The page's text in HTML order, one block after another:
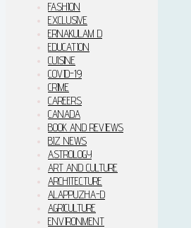
FASHION
EXCLUSIVE
ERNAKULAM D
EDUCATION
CUISINE
COVID-19
CRIME
CAREERS
CANADA
BOOK AND REVIEWS
BIZ NEWS
ASTROLOGY
ART AND CULTURE
ARCHITECTURE
ALAPPUZHA-D
AGRICULTURE
ENVIRONMENT